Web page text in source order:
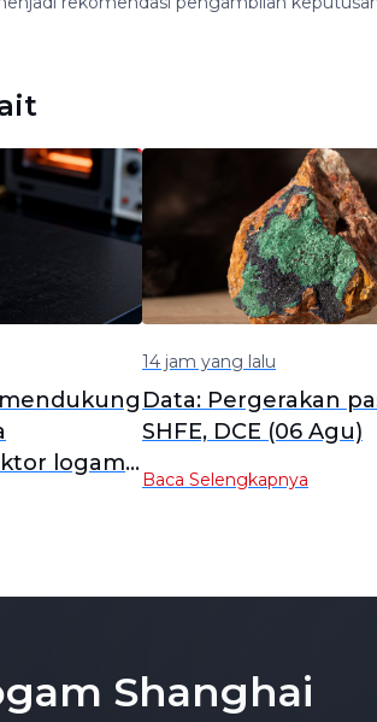
logam
China
14 jam yang lalu
Data: Pergerakan
SHFE, DCE (06 Agu)
Baca Selengkapnya
Shanghai